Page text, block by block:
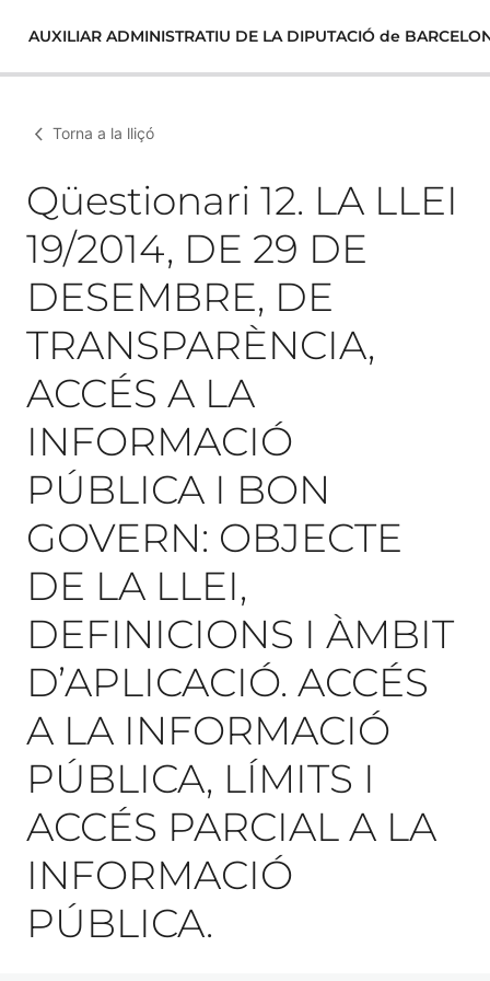
AUXILIAR ADMINISTRATIU DE LA DIPUTACIÓ de
Torna a la lliçó
Qüestionari 12. LA LLEI
19/2014, DE 29 DE
DESEMBRE, DE
TRANSPARÈNCIA,
ACCÉS A LA
INFORMACIÓ
PÚBLICA I BON
GOVERN: OBJECTE
DE LA LLEI,
DEFINICIONS I ÀMBIT
D’APLICACIÓ. ACCÉS
A LA INFORMACIÓ
PÚBLICA, LÍMITS I
ACCÉS PARCIAL A LA
INFORMACIÓ
PÚBLICA.